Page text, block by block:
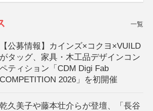
一覧
【公募情報】カインズ×コクヨ×VUILD
がタッグ、家具・木工品デザインコン
ペティション「CDM Digi Fab
COMPETITION 2026」を初開催
乾久美子や藤本壮介らが登壇、「長谷